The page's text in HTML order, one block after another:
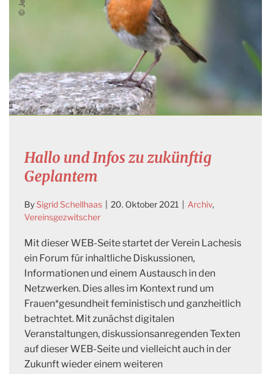
Hallo und Infos zu zukünftig
Geplantem
By Sigrid Schellhaas 20. Oktober 2021 Archiv,
Vereinsgezwitscher
Mit dieser WEB-Seite startet der Verein Lachesis
ein Forum für inhaltliche Diskussionen,
Informationen und einem Austausch in den
Netzwerken. Dies alles im Kontext rund um
Frauen*gesundheit feministisch und ganzheitlich
betrachtet. Mit zunächst digitalen
Veranstaltungen, diskussionsanregenden Texten
auf dieser WEB-Seite und vielleicht auch in der
Zukunft wieder einem weiteren